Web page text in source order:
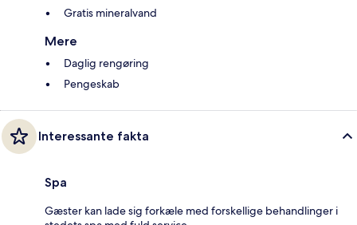
Gratis mineralvand
Mere
Daglig rengøring
Pengeskab
Interessante fakta
Spa
Gæster kan lade sig forkæle med forskellige behandlinger i